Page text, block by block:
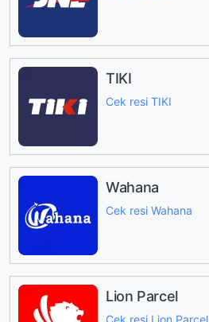
TIKI
Cek resi TIKI
Wahana
Cek resi Wahana
Lion Parcel
Cek resi Lion Parcel